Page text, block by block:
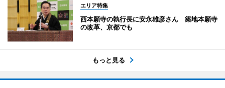
エリア特集
西本願寺の執行長に安永雄彦さん 築地本願寺
の改革、京都でも
もっと見る